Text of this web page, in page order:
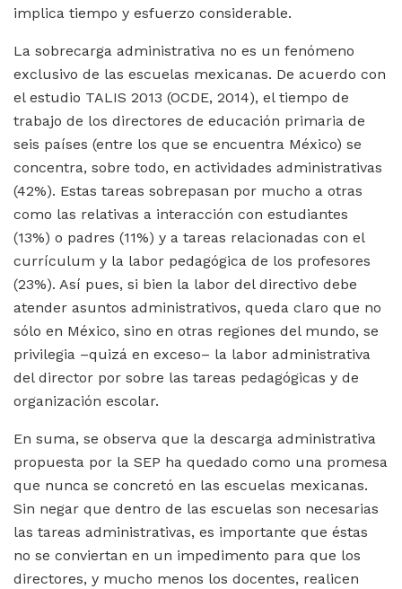
implica tiempo y esfuerzo considerable.
La sobrecarga administrativa no es un fenómeno
exclusivo de las escuelas mexicanas. De acuerdo con
el estudio TALIS 2013 (OCDE, 2014), el tiempo de
trabajo de los directores de educación primaria de
seis países (entre los que se encuentra México) se
concentra, sobre todo, en actividades administrativas
(42%). Estas tareas sobrepasan por mucho a otras
como las relativas a interacción con estudiantes
(13%) o padres (11%) y a tareas relacionadas con el
currículum y la labor pedagógica de los profesores
(23%). Así pues, si bien la labor del directivo debe
atender asuntos administrativos, queda claro que no
sólo en México, sino en otras regiones del mundo, se
privilegia –quizá en exceso– la labor administrativa
del director por sobre las tareas pedagógicas y de
organización escolar.
En suma, se observa que la descarga administrativa
propuesta por la SEP ha quedado como una promesa
que nunca se concretó en las escuelas mexicanas.
Sin negar que dentro de las escuelas son necesarias
las tareas administrativas, es importante que éstas
no se conviertan en un impedimento para que los
directores, y mucho menos los docentes, realicen